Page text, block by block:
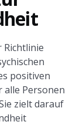
Richtlinie
positiven
Personen
zielt darauf